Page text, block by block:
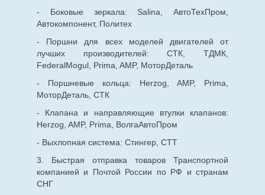
- Боковые зеркала: Salina, АвтоТехПром,
Автокомпонент, Политех
- Поршни для всех моделей двигателей от
лучших производителей: СТК, ТДМК,
FederalMogul, Prima, AMP, МоторДеталь
- Поршневые кольца: Herzog, AMP, Prima,
МоторДеталь, СТК
- Клапана и направляющие втулки клапанов:
Herzog, AMP, Prima, ВолгаАвтоПром
- Выхлопная система: Стингер, СТТ
3. Быстрая отправка товаров Транспортной
компанией и Почтой России по РФ и странам
СНГ